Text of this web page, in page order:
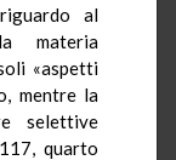
al
materia
«aspetti
mentre la
selettive
quarto